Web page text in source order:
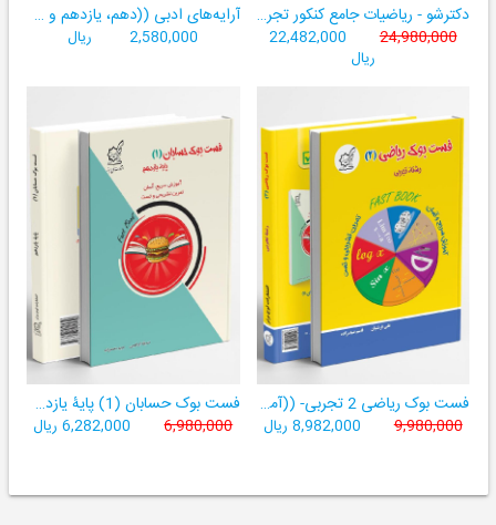
دکترشو - ریاضیات جامع کنکور تجربی - دهم،یازدهم،دوازدهم - جلد یک (درسنامه، تست، آزمون)
24,980,000
22,482,000
ریال
آرایه‌های ادبی ((دهم، یازدهم و دوازدهم کلیه رشته‌‌ها))
2,580,000 ریال
فست بوک ریاضی 2 تجربی- ((آموزش سریع، آسان و کامل ریاضی پایۀ یازدهم))
9,980,000 8,982,000 ریال
فست بوک حسابان (1) پایۀ یازدهم
6,980,000 6,282,000 ریال